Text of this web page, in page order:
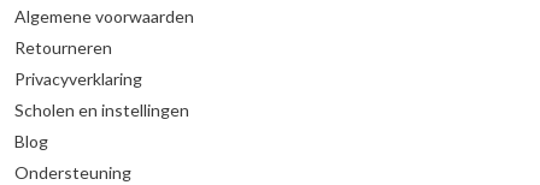
Algemene voorwaarden
Retourneren
Privacyverklaring
Scholen en instellingen
Blog
Ondersteuning